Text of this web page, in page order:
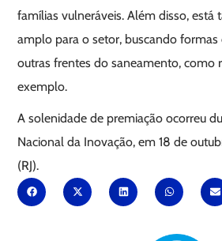
famílias vulneráveis. Além disso, está
amplo para o setor, buscando formas
outras frentes do saneamento, como
exemplo.
A solenidade de premiação ocorreu
Nacional da Inovação, em 18 de
(RJ).